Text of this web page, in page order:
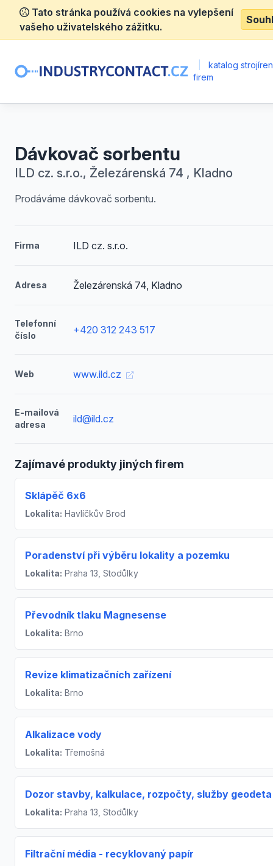
Tato stránka používá cookies na vylepšení
vašeho uživatelského zážitku.
katalog
firem
Dávkovač sorbentu
ILD cz. s.r.o., Železárenská 74 , Kladno
Prodáváme dávkovač sorbentu.
Firma ILD cz. s.r.o.
Adresa Železárenská 74, Kladno
Telefonní
číslo
+420 312 243 517
Web www.ild.cz
E-mailová
adresa
ild@ild.cz
Zajímavé produkty jiných firem
Sklápěč 6x6
Lokalita: Havlíčkův Brod
Poradenství při výběru lokality a pozemku
Lokalita: Praha 13, Stodůlky
Převodník tlaku Magnesense
Lokalita: Brno
Revize klimatizačních zařízení
Lokalita: Brno
Alkalizace vody
Lokalita: Třemošná
Dozor stavby, kalkulace, rozpočty, služby geodeta
Lokalita: Praha 13, Stodůlky
Filtrační média - recyklovaný papír